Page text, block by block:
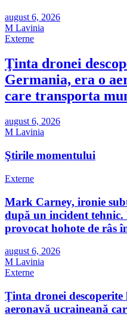
august 6, 2026
M Lavinia
Externe
Ţinta dronei
Germania, era o
care transporta
august 6, 2026
M Lavinia
Ştirile momentului
Externe
Mark Carney, ironie
după un incident
provocat hohote de râs
august 6, 2026
M Lavinia
Externe
Ţinta dronei
aeronavă ucraineană